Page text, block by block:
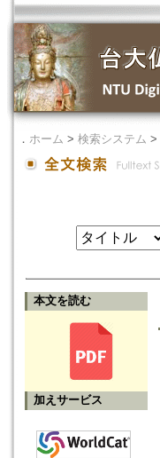
． ホーム > 検索システム >
本文を読む
加えサービス